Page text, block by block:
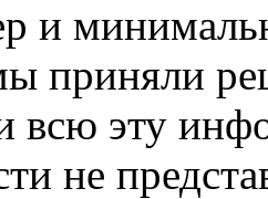
и
приняли
всю эту
не